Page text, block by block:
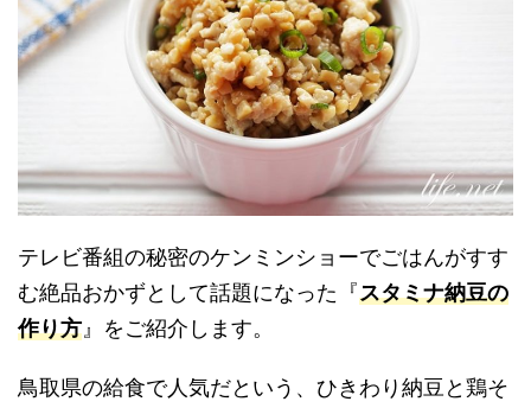
テレビ番組の秘密のケンミンショーでごはんがすす
む絶品おかずとして話題になった『スタミナ納豆の
作り方 』をご紹介します。
鳥取県の給食で人気だという、ひきわり納豆と鶏そ